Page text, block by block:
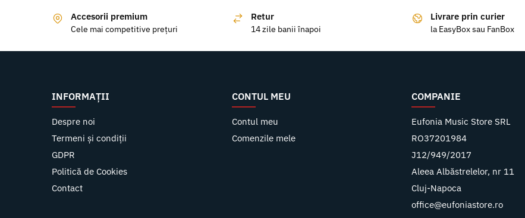
Accesorii premium
Cele mai competitive prețuri
Retur
14 zile banii înapoi
Livrare prin curier
la EasyBox sau FanBox
INFORMAȚII
Despre noi
Termeni și condiții
GDPR
Politică de Cookies
Contact
CONTUL MEU
Contul meu
Comenzile mele
COMPANIE
Eufonia Music Store SRL
RO37201984
J12/949/2017
Aleea Albăstrelelor, nr 11
Cluj-Napoca
office@eufoniastore.ro